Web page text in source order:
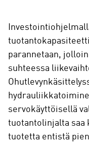
parannetaan,
suhteessa
servokäyttöisellä
tuotantolinjalta saa
tuotetta entistä